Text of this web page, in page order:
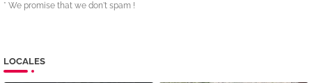
* We promise that we don't spam !
LOCALES